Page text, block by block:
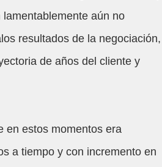
aún no
resultados de la negociación,
de años del cliente y
a tiempo y con incremento en